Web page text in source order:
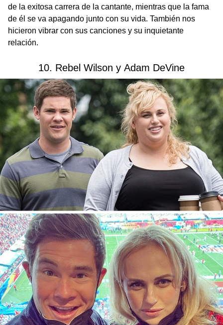
de la exitosa carrera de la cantante, mientras que la fama
de él se va apagando junto con su vida. También nos
hicieron vibrar con sus canciones y su inquietante
relación.
10. Rebel Wilson y Adam DeVine